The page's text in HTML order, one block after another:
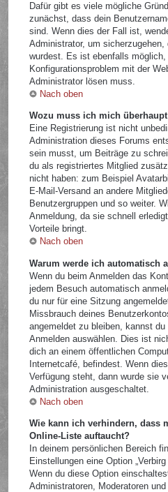
Dafür gibt es viele mögliche
zunächst, dass dein
sind. Wenn dies der Fall ist,
Administrator, um
wurdest. Es ist ebenfalls
Konfigurationsproblem mit der
Administrator lösen muss.
Nach oben
Wozu muss ich mich
Eine Registrierung ist nicht
Administration dieses Forums
sein musst, um Beiträge zu
du als registriertes Mitglied
nicht haben: zum Beispiel
E-Mail-Versand an andere
Benutzergruppen und so weiter.
Anmeldung, da sie schnell
Vorteile bringt.
Nach oben
Warum werde ich automatisch
Wenn du beim Anmelden das
jedem Besuch automatisch
du nur für eine Sitzung
Missbrauch deines
angemeldet zu bleiben, kannst
Anmelden auswählen. Dies ist
dich an einem öffentlichen
Internetcafé, befindest. Wenn
Verfügung steht, dann wurde sie
Administration ausgeschaltet.
Nach oben
Wie kann ich verhindern, dass
Online-Liste auftaucht?
In deinem persönlichen Bereich
Einstellungen eine Option
Wenn du diese Option
Administratoren, Moderatoren